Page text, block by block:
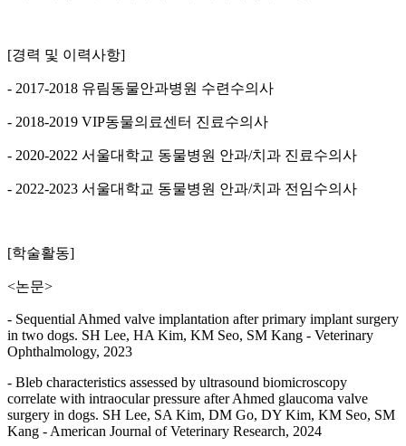
[경력 및 이력사항]
- 2017-2018 유림동물안과병원 수련수의사
- 2018-2019 VIP동물의료센터 진료수의사
- 2020-2022 서울대학교 동물병원 안과/치과 진료수의사
- 2022-2023 서울대학교 동물병원 안과/치과 전임수의사
[학술활동]
<논문>
- Sequential Ahmed valve implantation after primary implant surgery
in two dogs. SH Lee, HA Kim, KM Seo, SM Kang - Veterinary
Ophthalmology, 2023
- Bleb characteristics assessed by ultrasound biomicroscopy
correlate with intraocular pressure after Ahmed glaucoma valve
surgery in dogs. SH Lee, SA Kim, DM Go, DY Kim, KM Seo, SM
Kang - American Journal of Veterinary Research, 2024